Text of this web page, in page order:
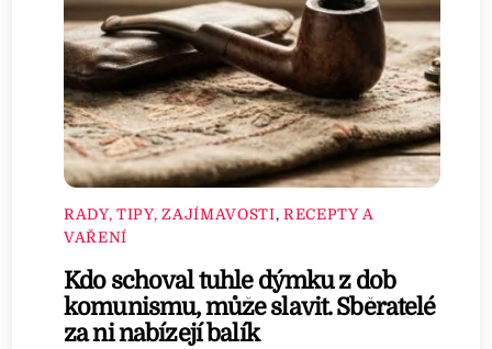
RADY, TIPY, ZAJÍMAVOSTI, RECEPTY A
VAŘENÍ
Kdo schoval tuhle dýmku z dob
komunismu, může slavit. Sběratelé
za ni nabízejí balík